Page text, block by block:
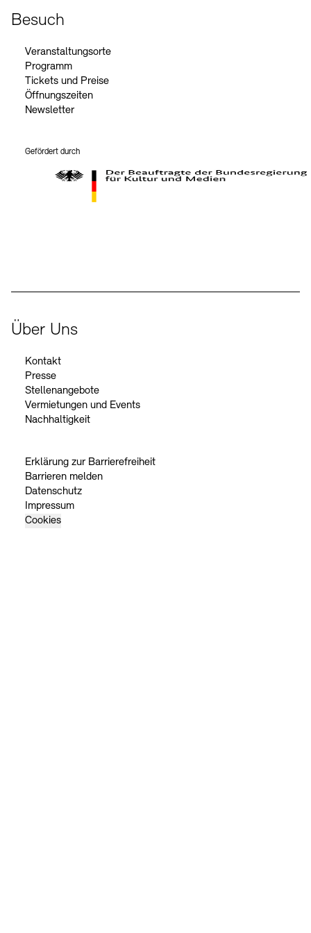
Besuch
Veranstaltungsorte
Programm
Tickets und Preise
Öffnungszeiten
Newsletter
Gefördert durch
Über Uns
Kontakt
Presse
Stellenangebote
Vermietungen und Events
Nachhaltigkeit
Erklärung zur Barrierefreiheit
Barrieren melden
Datenschutz
Impressum
Cookies